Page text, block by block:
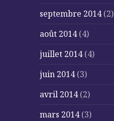
septembre 2014(2)
août 2014(4)
juillet 2014(4)
juin 2014(3)
avril 2014(2)
mars 2014(3)